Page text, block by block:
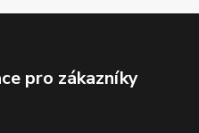
pro zákazníky